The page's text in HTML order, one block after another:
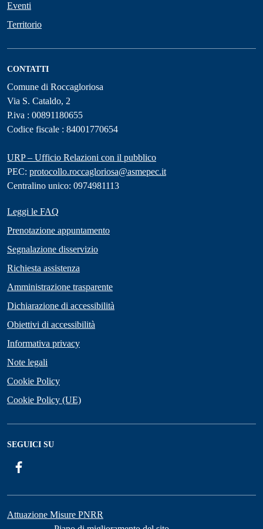
Eventi
Territorio
CONTATTI
Comune di Roccagloriosa
Via S. Cataldo, 2
P.iva : 00891180655
Codice fiscale : 84001770654
URP – Ufficio Relazioni con il pubblico
PEC: protocollo.roccagloriosa@asmepec.it
Centralino unico: 0974981113
Leggi le FAQ
Prenotazione appuntamento
Segnalazione disservizio
Richiesta assistenza
Amministrazione trasparente
Dichiarazione di accessibilità
Obiettivi di accessibilità
Informativa privacy
Note legali
Cookie Policy
Cookie Policy (UE)
SEGUICI SU
Attuazione Misure PNRR